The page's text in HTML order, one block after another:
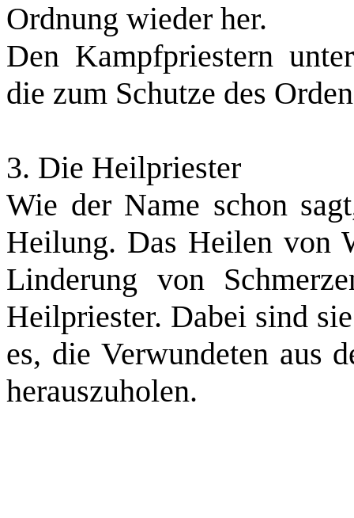
Ordnung wieder her.
Den Kampfpriestern
die zum Schutze des
3. Die Heilpriester
Wie der Name schon
Heilung. Das Heilen von
Linderung von
Heilpriester. Dabei sind
es, die Verwundeten aus
herauszuholen.